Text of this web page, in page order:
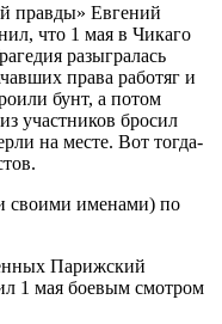
правды» Евгений
что 1 мая в Чикаго
разыгралась
права работяг и
бунт, а потом
участников бросил
на месте. Вот тогда-
своими именами) по
Парижский
1 мая боевым смотром